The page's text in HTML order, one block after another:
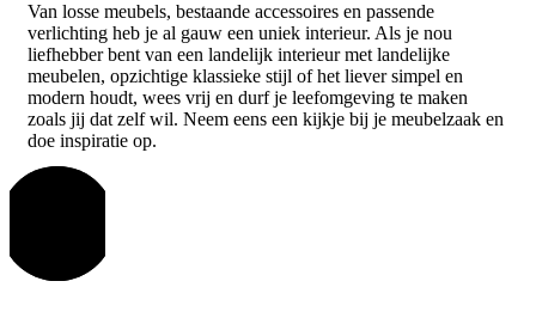
Van losse meubels, bestaande accessoires en passende
verlichting heb je al gauw een uniek interieur. Als je nou
liefhebber bent van een landelijk interieur met landelijke
meubelen, opzichtige klassieke stijl of het liever simpel en
modern houdt, wees vrij en durf je leefomgeving te maken
zoals jij dat zelf wil. Neem eens een kijkje bij je meubelzaak en
doe inspiratie op.